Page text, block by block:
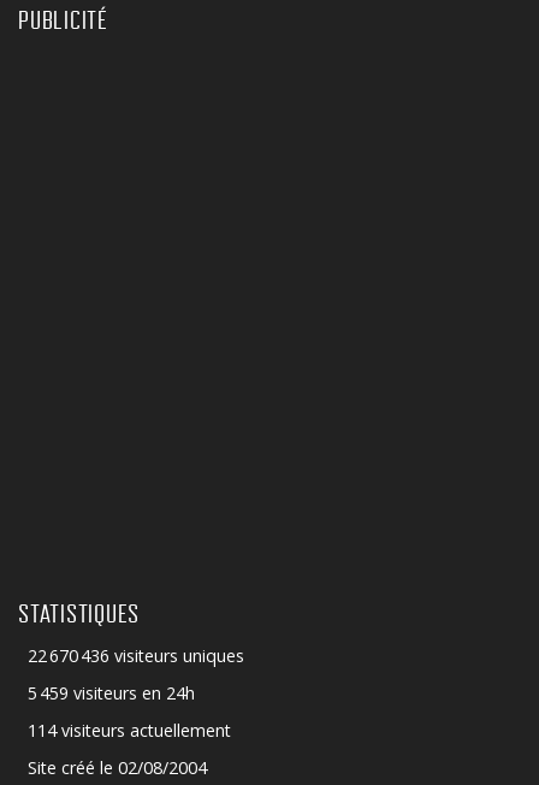
PUBLICITÉ
STATISTIQUES
22 670 436 visiteurs uniques
5 459 visiteurs en 24h
114 visiteurs actuellement
Site créé le 02/08/2004